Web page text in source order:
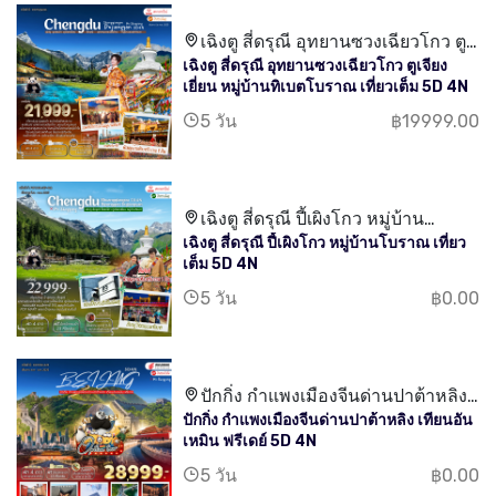
เฉิงตู สี่ดรุณี อุทยานซวงเฉียวโกว ตู
เจียงเยี่ยน หมู่บ้านทิเบตโบราณ
เฉิงตู สี่ดรุณี อุทยานซวงเฉียวโกว ตูเจียง
เยี่ยน หมู่บ้านทิเบตโบราณ เที่ยวเต็ม 5D 4N
5 วัน ฿19999.00
เฉิงตู สี่ดรุณี ปี้เผิงโกว หมู่บ้าน
โบราณ เที่ยวเต็ม
เฉิงตู สี่ดรุณี ปี้เผิงโกว หมู่บ้านโบราณ เที่ยว
เต็ม 5D 4N
5 วัน ฿0.00
ปักกิ่ง กำแพงเมืองจีนด่านปาต้าหลิง
เทียนอันเหมิน
ปักกิ่ง กำแพงเมืองจีนด่านปาต้าหลิง เทียนอัน
เหมิน ฟรีเดย์ 5D 4N
5 วัน ฿0.00